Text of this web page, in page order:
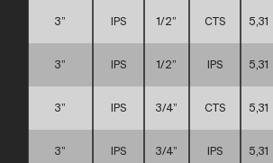
3” IPS 1/2” CTS 5,31
3” IPS 1/2” IPS 5,31
3” IPS 3/4” CTS 5,31
3” IPS 3/4” IPS 5,31